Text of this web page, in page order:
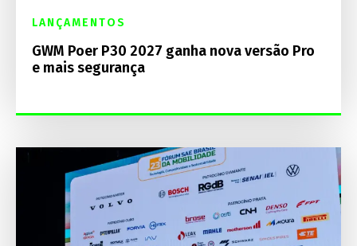
LANÇAMENTOS
GWM Poer P30 2027 ganha nova versão Pro
e mais segurança